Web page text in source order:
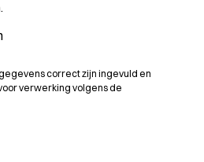
correct zijn ingevuld en
verwerking volgens de